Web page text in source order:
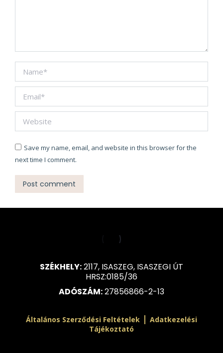
Name *
Email *
Website
Save my name, email, and website in this browser for the
next time I comment.
Post comment
SZÉKHELY:2117, ISASZEG, ISASZEGI ÚT
HRSZ:0185/36
ADÓSZÁM:27856866-2-13
Általános Szerződési Feltételek | Adatkezelési
Tájékoztató